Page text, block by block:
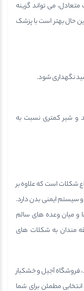
می تواند گزینه
حال بهتر است با پزشک
نگهداری شود.
و شیر کمتری نسبت به
شکلات است که علاوه بر
سیستم ایمنی بدن دارد.
و میان وعده های سالم
مندان به شکلات های
فروشگاه آجیل و خشکبار
مطمئن برای شما